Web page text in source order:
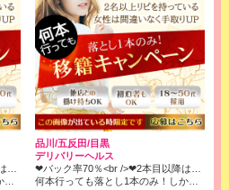
品川/五反田/目黒
デリバリーヘルス